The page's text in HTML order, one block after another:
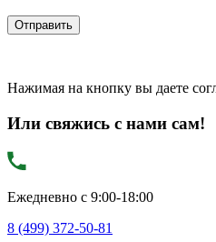
Нажимая на кнопку вы даете
Или свяжись с нами сам!
Ежедневно с 9:00-18:00
8 (499) 372-50-81